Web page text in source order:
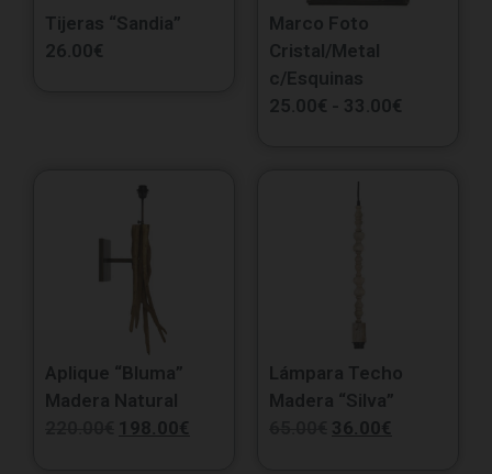
Tijeras “Sandia”
26.00€
Marco Foto
Cristal/Metal
c/Esquinas
25.00€ - 33.00€
Aplique “Bluma”
Madera Natural
198.00€
Lámpara Techo
Madera “Silva”
36.00€